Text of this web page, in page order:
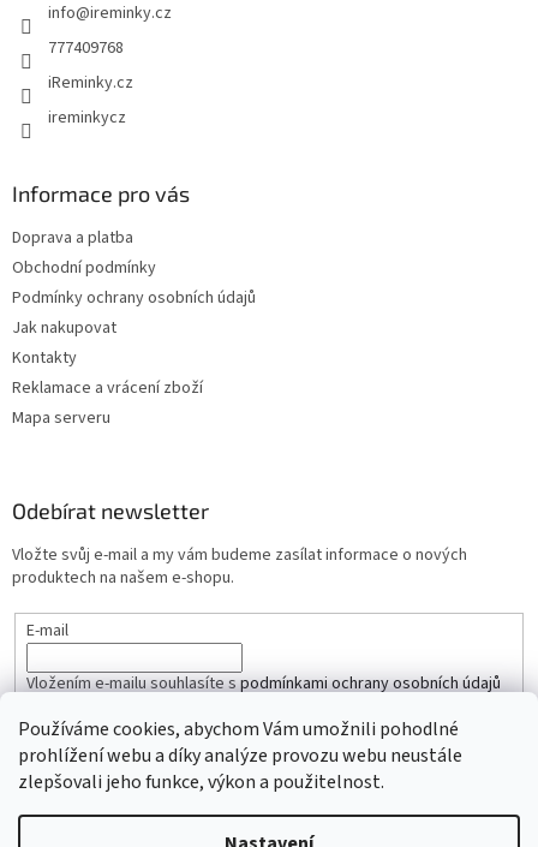
Používáme cookies, abychom Vám umožnili pohodlné
prohlížení webu a díky analýze provozu webu neustále
zlepšovali jeho funkce, výkon a použitelnost.
info@ireminky.cz
777409768
iReminky.cz
ireminkycz
Informace pro vás
Doprava a platba
Obchodní podmínky
Podmínky ochrany osobních údajů
Jak nakupovat
Kontakty
Reklamace a vrácení zboží
Mapa serveru
Odebírat newsletter
Vložte svůj e-mail a my vám budeme zasílat informace o nových
produktech na našem e-shopu.
E-mail
Vložením e-mailu souhlasíte spodmínkami ochrany osobních údajů
PŘIHLÁSIT SE